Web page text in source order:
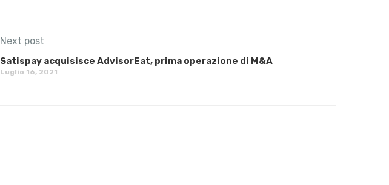
Next post
Satispay acquisisce AdvisorEat, prima operazione di M&A
Luglio 16, 2021